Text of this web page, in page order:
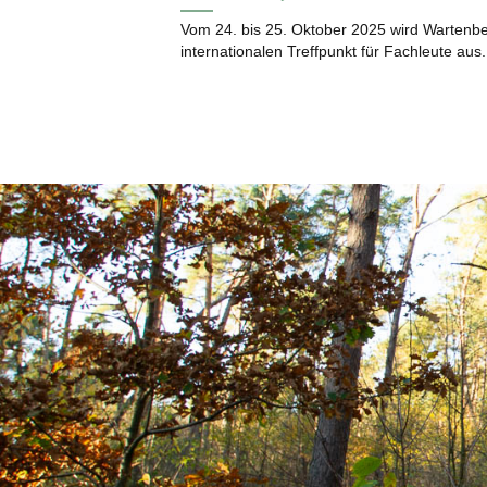
Vom 24. bis 25. Oktober 2025 wird
internationalen Treffpunkt für Fachleute aus...